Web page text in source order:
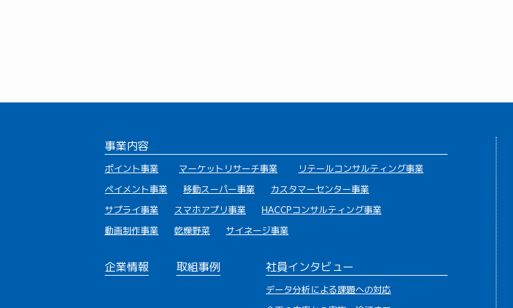
事業内容
ポイント事業 マーケットリサーチ事業
リテールコンサルティング事業
ペイメント事業
移動スーパー事業
カスタマーセンター事業
サプライ事業
スマホアプリ事業
HACCPコンサルティング事業
動画制作事業
乾燥野菜 サイネージ事業
企業情報 取組事例 社員インタビュー
データ分析による課題への対応